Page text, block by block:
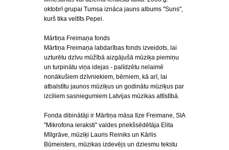
oktobrī grupai Tumsa iznāca jauns albums "Suns",
kurš tika veltīts Pepei.
Mārtiņa Freimaņa fonds
Mārtiņa Freimaņa labdarības fonds izveidots, lai
uzturētu dzīvu mūžībā aizgājušā mūziķa piemiņu
un turpinātu viņa idejas - palīdzētu nelaimē
nonākušiem dzīvniekiem, bērniem, kā arī, lai
atbalstītu jaunos mūziķus un godinātu mūziķus par
izciliem sasniegumiem Latvijas mūzikas attīstībā.
Fonda dibinātāji ir Mārtiņa māsa Ilze Freimane, SIA
"Mikrofona ieraksti" valdes priekšsēdētāja Elita
Mīlgrāve, mūziķi Lauris Reiniks un Kārlis
Būmeisters, mūzikas izdevējs un dziesmu tekstu